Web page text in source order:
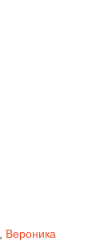
Вероника